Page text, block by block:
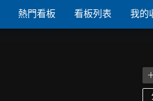
熱門看板 看板列表 我的